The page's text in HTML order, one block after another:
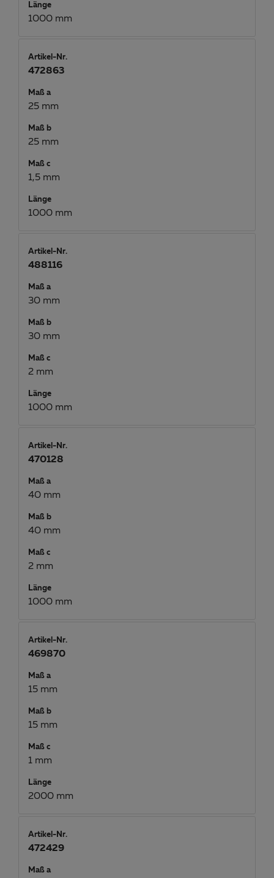
Länge
1000 mm
Artikel-Nr.
472863
Maß a
25 mm
Maß b
25 mm
Maß c
1,5 mm
Länge
1000 mm
Artikel-Nr.
488116
Maß a
30 mm
Maß b
30 mm
Maß c
2 mm
Länge
1000 mm
Artikel-Nr.
470128
Maß a
40 mm
Maß b
40 mm
Maß c
2 mm
Länge
1000 mm
Artikel-Nr.
469870
Maß a
15 mm
Maß b
15 mm
Maß c
1 mm
Länge
2000 mm
Artikel-Nr.
472429
Maß a